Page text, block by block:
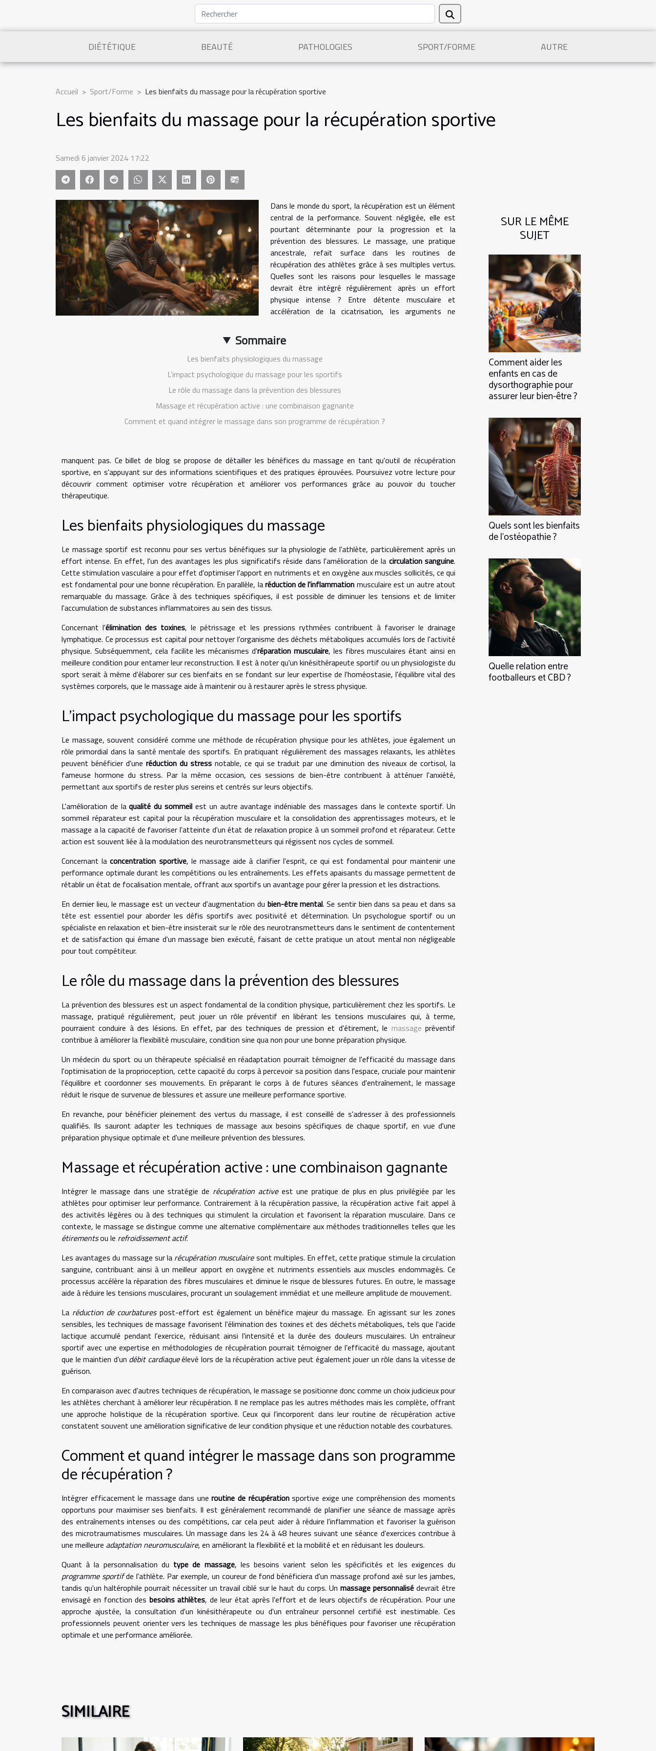
DIÉTÉTIQUE BEAUTÉ PATHOLOGIES SPORT/FORME AUTRE
Accueil Sport/Forme Les bienfaits du massage pour la récupération sportive
Les bienfaits du massage pour la récupération sportive
Samedi 6 janvier 2024 17:22
Sommaire
Les bienfaits physiologiques du massage
L'impact psychologique du massage pour les sportifs
Le rôle du massage dans la prévention des blessures
Massage et récupération active : une combinaison gagnante
Comment et quand intégrer le massage dans son programme de récupération ?
Dans le monde du sport, la récupération est un élément
central de la performance. Souvent négligée, elle est
pourtant déterminante pour la progression et la
prévention des blessures. Le massage, une pratique
ancestrale, refait surface dans les routines de
récupération des athlètes grâce à ses multiples vertus.
Quelles sont les raisons pour lesquelles le massage
devrait être intégré régulièrement après un effort
physique intense ? Entre détente musculaire et
accélération de la cicatrisation, les arguments ne
manquent pas. Ce billet de blog se propose de détailler les bénéfices du massage en tant qu'outil de récupération
sportive, en s'appuyant sur des informations scientifiques et des pratiques éprouvées. Poursuivez votre lecture pour
découvrir comment optimiser votre récupération et améliorer vos performances grâce au pouvoir du toucher
thérapeutique.
Les bienfaits physiologiques du massage
Le massage sportif est reconnu pour ses vertus bénéfiques sur la physiologie de l'athlète, particulièrement après un
effort intense. En effet, l'un des avantages les plus significatifs réside dans l'amélioration de la circulation sanguine.
Cette stimulation vasculaire a pour effet d'optimiser l'apport en nutriments et en oxygène aux muscles sollicités, ce qui
est fondamental pour une bonne récupération. En parallèle, laréduction de l'inflammation musculaire est un autre atout
remarquable du massage. Grâce à des techniques spécifiques, il est possible de diminuer les tensions et de limiter
l'accumulation de substances inflammatoires au sein des tissus.
Concernant l'élimination des toxines, le pétrissage et les pressions rythmées contribuent à favoriser le drainage
lymphatique. Ce processus est capital pour nettoyer l'organisme des déchets métaboliques accumulés lors de l'activité
physique. Subséquemment, cela facilite les mécanismes d'réparation musculaire, les fibres musculaires étant ainsi en
meilleure condition pour entamer leur reconstruction. Il est à noter qu'un kinésithérapeute sportif ou un physiologiste du
sport serait à même d'élaborer sur ces bienfaits en se fondant sur leur expertise de l'homéostasie, l'équilibre vital des
systèmes corporels, que le massage aide à maintenir ou à restaurer après le stress physique.
L'impact psychologique du massage pour les sportifs
Le massage, souvent considéré comme une méthode de récupération physique pour les athlètes, joue également un
rôle primordial dans la santé mentale des sportifs. En pratiquant régulièrement des massages relaxants, les athlètes
peuvent bénéficier d'une réduction du stressnotable, ce qui se traduit par une diminution des niveaux de cortisol, la
fameuse hormone du stress. Par la même occasion, ces sessions de bien-être contribuent à atténuer l'anxiété,
permettant aux sportifs de rester plus sereins et centrés sur leurs objectifs.
L'amélioration de laqualité du sommeil est un autre avantage indéniable des massages dans le contexte sportif. Un
sommeil réparateur est capital pour la récupération musculaire et la consolidation des apprentissages moteurs, et le
massage a la capacité de favoriser l'atteinte d'un état de relaxation propice à un sommeil profond et réparateur. Cette
action est souvent liée à la modulation des neurotransmetteurs qui régissent nos cycles de sommeil.
Concernant laconcentration sportive, le massage aide à clarifier l'esprit, ce qui est fondamental pour maintenir une
performance optimale durant les compétitions ou les entraînements. Les effets apaisants du massage permettent de
rétablir un état de focalisation mentale, offrant aux sportifs un avantage pour gérer la pression et les distractions.
En dernier lieu, le massage est un vecteur d'augmentation du bien-être mental. Se sentir bien dans sa peau et dans sa
tête est essentiel pour aborder les défis sportifs avec positivité et détermination. Un psychologue sportif ou un
spécialiste en relaxation et bien-être insisterait sur le rôle des neurotransmetteurs dans le sentiment de contentement
et de satisfaction qui émane d'un massage bien exécuté, faisant de cette pratique un atout mental non négligeable
pour tout compétiteur.
Le rôle du massage dans la prévention des blessures
La prévention des blessures est un aspect fondamental de la condition physique, particulièrement chez les sportifs. Le
massage, pratiqué régulièrement, peut jouer un rôle préventif en libérant les tensions musculaires qui, à terme,
pourraient conduire à des lésions. En effet, par des techniques de pression et d'étirement, le massage préventif
contribue à améliorer la flexibilité musculaire, condition sine qua non pour une bonne préparation physique.
Un médecin du sport ou un thérapeute spécialisé en réadaptation pourrait témoigner de l'efficacité du massage dans
l'optimisation de la proprioception, cette capacité du corps à percevoir sa position dans l'espace, cruciale pour maintenir
l'équilibre et coordonner ses mouvements. En préparant le corps à de futures séances d'entraînement, le massage
réduit le risque de survenue de blessures et assure une meilleure performance sportive.
En revanche, pour bénéficier pleinement des vertus du massage, il est conseillé de s'adresser à des professionnels
qualifiés. Ils sauront adapter les techniques de massage aux besoins spécifiques de chaque sportif, en vue d'une
préparation physique optimale et d'une meilleure prévention des blessures.
Massage et récupération active : une combinaison gagnante
Intégrer le massage dans une stratégie de récupération activeest une pratique de plus en plus privilégiée par les
athlètes pour optimiser leur performance. Contrairement à la récupération passive, la récupération active fait appel à
des activités légères ou à des techniques qui stimulent la circulation et favorisent la réparation musculaire. Dans ce
contexte, le massage se distingue comme une alternative complémentaire aux méthodes traditionnelles telles que les
étirementsou le refroidissement actif.
Les avantages du massage sur la récupération musculairesont multiples. En effet, cette pratique stimule la circulation
sanguine, contribuant ainsi à un meilleur apport en oxygène et nutriments essentiels aux muscles endommagés. Ce
processus accélère la réparation des fibres musculaires et diminue le risque de blessures futures. En outre, le massage
aide à réduire les tensions musculaires, procurant un soulagement immédiat et une meilleure amplitude de mouvement.
La réduction de courbaturespost-effort est également un bénéfice majeur du massage. En agissant sur les zones
sensibles, les techniques de massage favorisent l'élimination des toxines et des déchets métaboliques, tels que l'acide
lactique accumulé pendant l'exercice, réduisant ainsi l'intensité et la durée des douleurs musculaires. Un entraîneur
sportif avec une expertise en méthodologies de récupération pourrait témoigner de l'efficacité du massage, ajoutant
que le maintien d'un débit cardiaqueélevé lors de la récupération active peut également jouer un rôle dans la vitesse de
guérison.
En comparaison avec d'autres techniques de récupération, le massage se positionne donc comme un choix judicieux pour
les athlètes cherchant à améliorer leur récupération. Il ne remplace pas les autres méthodes mais les complète, offrant
une approche holistique de la récupération sportive. Ceux qui l'incorporent dans leur routine de récupération active
constatent souvent une amélioration significative de leur condition physique et une réduction notable des courbatures.
Comment et quand intégrer le massage dans son programme
de récupération ?
Intégrer efficacement le massage dans uneroutine de récupérationsportive exige une compréhension des moments
opportuns pour maximiser ses bienfaits. Il est généralement recommandé de planifier une séance de massage après
des entraînements intenses ou des compétitions, car cela peut aider à réduire l'inflammation et favoriser la guérison
des microtraumatismes musculaires. Un massage dans les 24 à 48 heures suivant une séance d'exercices contribue à
une meilleure adaptation neuromusculaire, en améliorant la flexibilité et la mobilité et en réduisant les douleurs.
Quant à la personnalisation du type de massage, les besoins varient selon les spécificités et les exigences du
programme sportifde l'athlète. Par exemple, un coureur de fond bénéficiera d'un massage profond axé sur les jambes,
tandis qu'un haltérophile pourrait nécessiter un travail ciblé sur le haut du corps. Unmassage personnalisé devrait être
envisagé en fonction des besoins athlètes, de leur état après l'effort et de leurs objectifs de récupération. Pour une
approche ajustée, la consultation d'un kinésithérapeute ou d'un entraîneur personnel certifié est inestimable. Ces
professionnels peuvent orienter vers les techniques de massage les plus bénéfiques pour favoriser une récupération
optimale et une performance améliorée.
SUR LE MÊME
SUJET
Comment aider les
enfants en cas de
dysorthographie pour
assurer leur bien-être ?
Quels sont les bienfaits
de l’ostéopathie ?
Quelle relation entre
footballeurs et CBD ?
SIMILAIRE